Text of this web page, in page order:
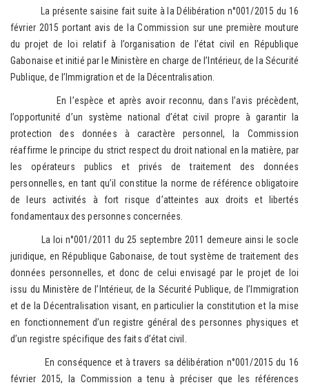
La présente saisine fait suite à la Délibération n°001/2015 du 16
février 2015 portant avis de la Commission sur une première mouture
du projet de loi relatif à l’organisation de l’état civil en République
Gabonaise et initié par le Ministère en charge de l’Intérieur, de la Sécurité
Publique, de l’Immigration et de la Décentralisation.
En l’espèce et après avoir reconnu, dans l’avis précèdent,
l’opportunité d’un système national d’état civil propre à garantir la
protection des données à caractère personnel, la Commission
réaffirme le principe du strict respect du droit national en la matière, par
les opérateurs publics et privés de traitement des données
personnelles, en tant qu’il constitue la norme de référence obligatoire
de leurs activités à fort risque d’atteintes aux droits et libertés
fondamentaux des personnes concernées.
La loi n°001/2011 du 25 septembre 2011 demeure ainsi le socle
juridique, en République Gabonaise, de tout système de traitement des
données personnelles, et donc de celui envisagé par le projet de loi
issu du Ministère de l’Intérieur, de la Sécurité Publique, de l’Immigration
et de la Décentralisation visant, en particulier la constitution et la mise
en fonctionnement d’un registre général des personnes physiques et
d’un registre spécifique des faits d’état civil.
En conséquence et à travers sa délibération n°001/2015 du 16
février 2015, la Commission a tenu à préciser que les références